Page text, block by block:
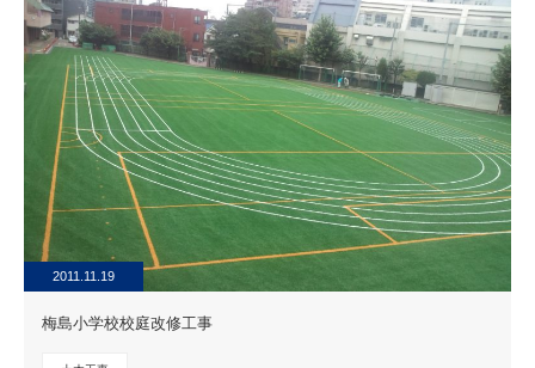
2011.11.19
梅島小学校校庭改修工事